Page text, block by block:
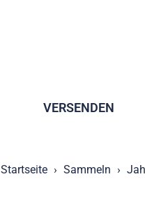
VERSENDEN
Startseite Sammeln